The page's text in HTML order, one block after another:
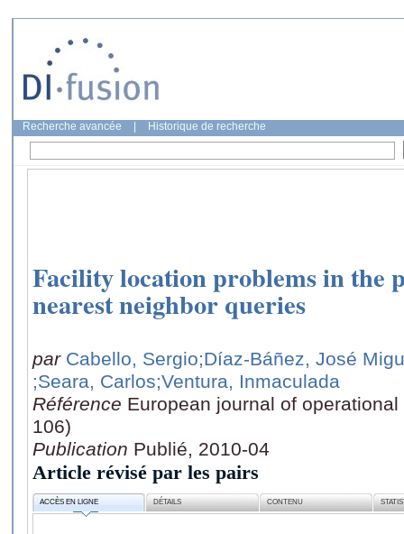
Recherche avancée Historique de recherche
Facility location problems in the
nearest neighbor queries
par Cabello, Sergio;Díaz-Báñez, José
;Seara, Carlos;Ventura, Inmaculada
Référence European journal of
106)
Publication Publié, 2010-04
Article révisé par les pairs
ACCÈS EN LIGNE DÉTAILS CONTENU